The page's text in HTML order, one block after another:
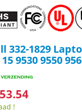
332-1829
9530 9550
!